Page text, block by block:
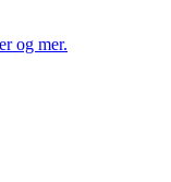
og mer.